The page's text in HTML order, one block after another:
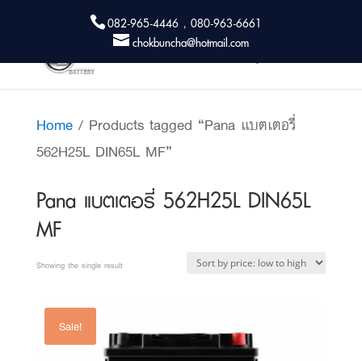
082-965-4446 , 080-963-6661
chokbuncha@hotmail.com
Home/ Products tagged “Pana แบตเตอรี่
562H25L DIN65L MF”
Pana แบตเตอรี่ 562H25L DIN65L
MF
Showing the single result
Sale!